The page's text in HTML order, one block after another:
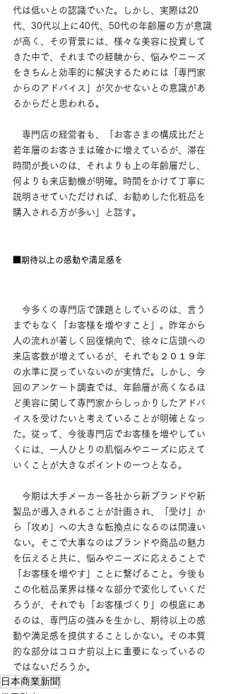
代は低いとの認識でいた。しかし、実際は20
代、30代以上に40代、50代の年齢層の方が意識
が高く、その背景には、様々な美容に投資して
きた中で、それまでの経験から、悩みやニーズ
をきちんと効率的に解決するためには「専門家
からのアドバイス」が欠かせないとの意識があ
るからだと思われる。
専門店の経営者も、「お客さまの構成比だと
若年層のお客さまは確かに増えているが、滞在
時間が長いのは、それよりも上の年齢層だし、
何よりも来店動機が明確。時間をかけて丁寧に
説明させていただければ、お勧めした化粧品を
購入される方が多い」と話す。
■期待以上の感動や満足感を
今多くの専門店で課題としているのは、言う
までもなく「お客様を増やすこと」。昨年から
人の流れが著しく回復傾向で、徐々に店頭への
来店客数が増えているが、それでも２０１９年
の水準に戻っていないのが実情だ。しかし、今
回のアンケート調査では、年齢層が高くなるほ
ど美容に関して専門家からしっかりしたアドバ
イスを受けたいと考えていることが明確となっ
た。従って、今後専門店でお客様を増やしてい
くには、一人ひとりの肌悩みやニーズに応えて
いくことが大きなポイントの一つとなる。
今期は大手メーカー各社から新ブランドや新
製品が導入されることが計画され、「受け」か
ら「攻め」への大きな転換点になるのは間違い
ない。そこで大事なのはブランドや商品の魅力
を伝えると共に、悩みやニーズに応えることで
「お客様を増やす」ことに繋げること。今後も
この化粧品業界は様々な部分で変化していくだ
ろうが、それでも「お客様づくり」の根底にあ
るのは、専門店の強みを生かし、期待以上の感
動や満足感を提供することしかない。その本質
的な部分はコロナ前以上に重要になっているの
ではないだろうか。
日本商業新聞